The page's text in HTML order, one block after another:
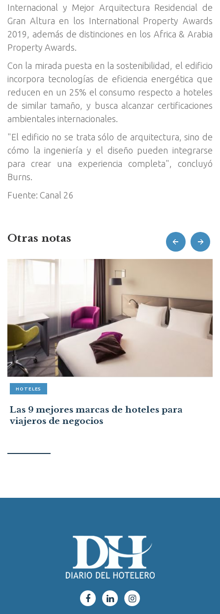
Internacional y Mejor Arquitectura Residencial de
Gran Altura en los International Property Awards
2019, además de distinciones en los Africa & Arabia
Property Awards.
Con la mirada puesta en la sostenibilidad, el edificio
incorpora tecnologías de eficiencia energética que
reducen en un 25% el consumo respecto a hoteles
de similar tamaño, y busca alcanzar certificaciones
ambientales internacionales.
"El edificio no se trata sólo de arquitectura, sino de
cómo la ingeniería y el diseño pueden integrarse
para crear una experiencia completa", concluyó
Burns.
Fuente: Canal 26
Otras notas
HOTELES
Las 9 mejores marcas de hoteles para
viajeros de negocios
prev next